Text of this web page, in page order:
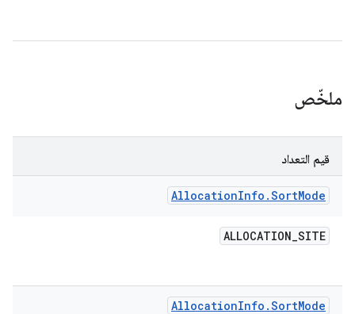
ملخّص
قيم التعداد
AllocationInfo .SortMode
ALLOCATION_SITE
AllocationInfo .SortMode